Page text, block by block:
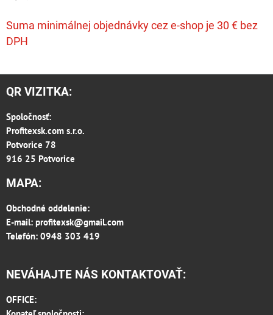
Suma minimálnej objednávky cez e-shop je 30 € bez
DPH
QR VIZITKA:
Spoločnosť:
Profitexsk.com s.r.o.
Potvorice 78
916 25 Potvorice
MAPA:
Obchodné oddelenie:
E-mail: profitexsk@gmail.com
Telefón: 0948 303 419
NEVÁHAJTE NÁS KONTAKTOVAŤ:
OFFICE: